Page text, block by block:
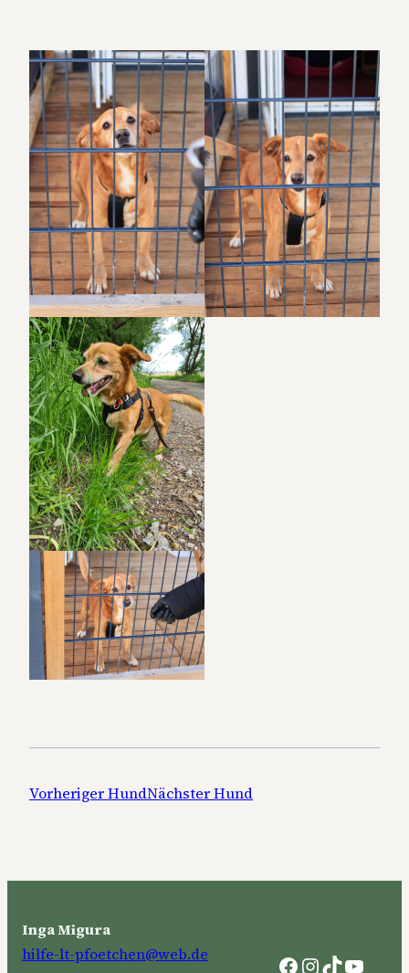
Vorheriger HundNächster Hund
Inga Migura
hilfe-lt-pfoetchen@web.de
Facebook
Instagram
TikTok